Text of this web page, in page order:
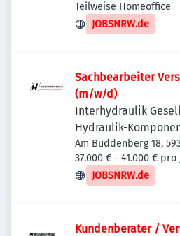
Deutschland
Teilweise Homeoffice
JOBSNRW.de
Sachbearbeiter
(m/w/d)
Interhydraulik
Hydraulik-
Am Buddenberg 18,
37.000 € - 41.000 € pro
JOBSNRW.de
Kundenberater /